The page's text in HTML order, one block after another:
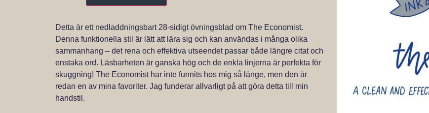
Detta är ett nedladdningsbart 28-sidigt övningsblad om The Economist.
Denna funktionella stil är lätt att lära sig och kan användas i många olika
sammanhang – det rena och effektiva utseendet passar både längre citat och
enstaka ord. Läsbarheten är ganska hög och de enkla linjerna är perfekta för
skuggning! The Economist har inte funnits hos mig så länge, men den är
redan en av mina favoriter. Jag funderar allvarligt på att göra detta till min
handstil.